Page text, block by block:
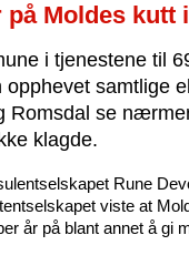
Moldes kutt
i tjenestene til
samtlige
Romsdal se
klagde.
Rune
viste at
år på blant annet å gi